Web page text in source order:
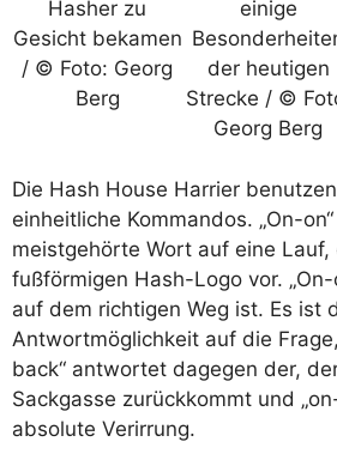
Hasher zu
Gesicht bekamen
/ © Foto: Georg
Berg
einige
der heutigen
Strecke / ©
Georg Berg
Die Hash House Harrier
einheitliche Kommandos. „On-
meistgehörte Wort auf eine Lauf,
fußförmigen Hash-Logo vor.
auf dem richtigen Weg ist. Es ist
Antwortmöglichkeit auf die Frage,
back“ antwortet dagegen der,
Sackgasse zurückkommt und
absolute Verirrung.